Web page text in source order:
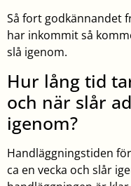
Så fort godkännandet
har inkommit så
slå igenom.
Hur lång tid
och när slår
igenom?
Handläggningstiden
ca en vecka och slår